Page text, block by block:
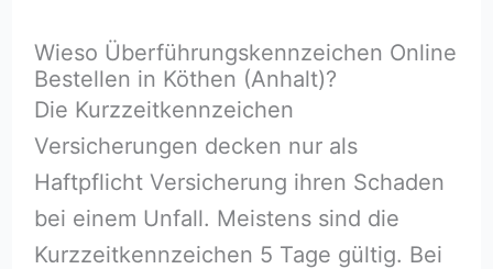
Wieso Überführungskennzeichen Online
Bestellen in Köthen (Anhalt)?
Die Kurzzeitkennzeichen
Versicherungen decken nur als
Haftpflicht Versicherung ihren Schaden
bei einem Unfall. Meistens sind die
Kurzzeitkennzeichen 5 Tage gültig. Bei